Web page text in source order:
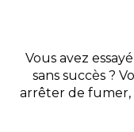
Vous avez
sans succès ?
arrêter de